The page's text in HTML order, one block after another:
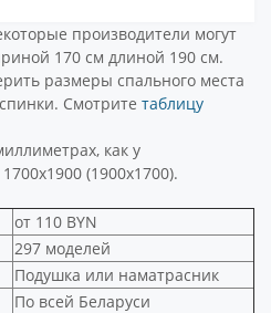
производители могут
170 см длиной 190 см.
размеры спального места
Смотрите таблицу
как у
(1900х1700).
от 110 BYN
297 моделей
Подушка или наматрасник
По всей Беларуси